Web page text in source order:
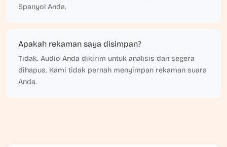
Spanyol Anda.
Apakah rekaman saya disimpan?
Tidak. Audio Anda dikirim untuk analisis dan segera
dihapus. Kami tidak pernah menyimpan rekaman suara
Anda.